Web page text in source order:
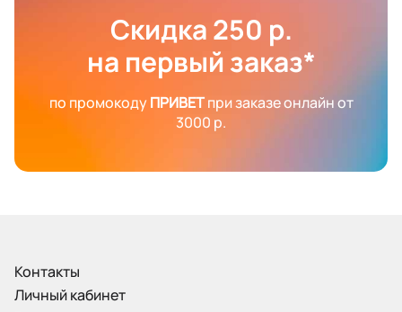
Скидка 250 р.
на первый заказ*
по промокодуПРИВЕТпри заказе онлайн от
3000 р.
Контакты
Личный кабинет